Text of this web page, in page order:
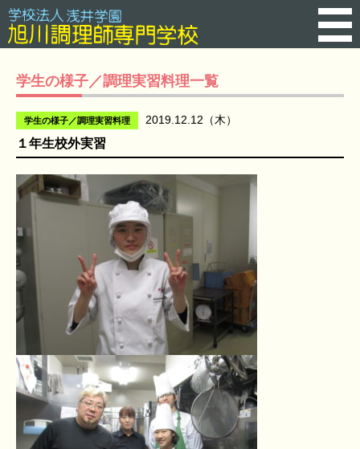
学生の様子／調理実習料理一覧
学生の様子／調理実習料理 2019.12.12（木）
１年生校外実習